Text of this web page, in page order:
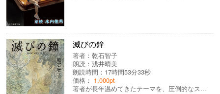
滅びの鐘
著者：乾石智子
朗読：浅井晴美
朗読時間：17時間53分33秒
価格： 1,000pt
著者が長年温めてきたテーマを、圧倒的なス...